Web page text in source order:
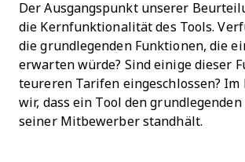
Der Ausgangspunkt unserer
die Kernfunktionalität des Tools.
die grundlegenden Funktionen, die
erwarten würde? Sind einige dieser
teureren Tarifen eingeschlossen? Im
wir, dass ein Tool den
seiner Mitbewerber standhält.